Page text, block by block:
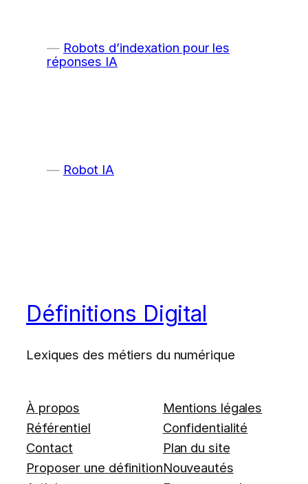
Robots d’indexation pour les
réponses IA
Robot IA
Définitions Digital
Lexiques des métiers du numérique
À propos
Référentiel
Contact
Proposer une définition
Mentions légales
Confidentialité
Plan du site
Nouveautés